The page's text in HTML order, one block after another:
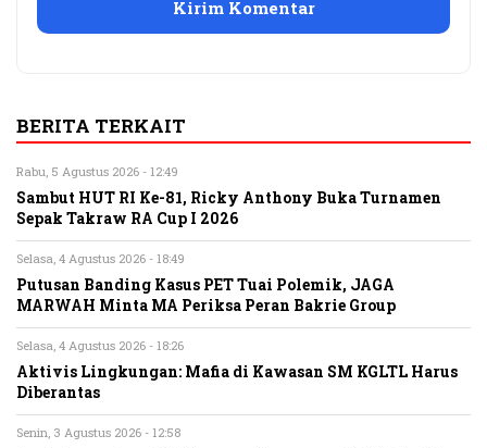
BERITA TERKAIT
Rabu, 5 Agustus 2026 - 12:49
Sambut HUT RI Ke-81, Ricky Anthony Buka Turnamen
Sepak Takraw RA Cup I 2026
Selasa, 4 Agustus 2026 - 18:49
Putusan Banding Kasus PET Tuai Polemik, JAGA
MARWAH Minta MA Periksa Peran Bakrie Group
Selasa, 4 Agustus 2026 - 18:26
Aktivis Lingkungan: Mafia di Kawasan SM KGLTL Harus
Diberantas
Senin, 3 Agustus 2026 - 12:58